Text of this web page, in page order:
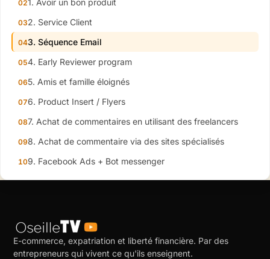
2. Service Client
3. Séquence Email
4. Early Reviewer program
5. Amis et famille éloignés
6. Product Insert / Flyers
7. Achat de commentaires en utilisant des freelancers
8. Achat de commentaire via des sites spécialisés
9. Facebook Ads + Bot messenger
E-commerce, expatriation et liberté financière. Par des
entrepreneurs qui vivent ce qu'ils enseignent.